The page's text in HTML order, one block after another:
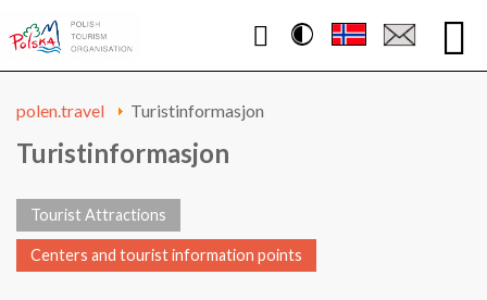
Contrast
WWW.POLEN.TRAVEL
polen.travel Turistinformasjon
Turistinformasjon
Tourist Attractions
Centers and tourist information points